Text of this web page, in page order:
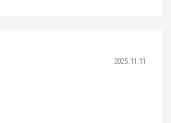
2025.11.11